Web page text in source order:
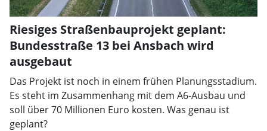
Riesiges Straßenbauprojekt geplant:
Bundesstraße 13 bei Ansbach wird
ausgebaut
Das Projekt ist noch in einem frühen Planungsstadium.
Es steht im Zusammenhang mit dem A6-Ausbau und
soll über 70 Millionen Euro kosten. Was genau ist
geplant?